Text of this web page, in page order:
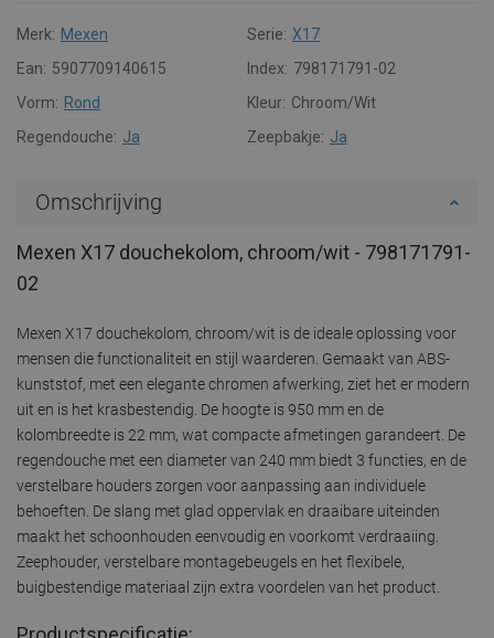
Merk: Mexen Serie: X17
Ean: 5907709140615 Index: 798171791-02
Vorm: Rond Kleur: Chroom/Wit
Regendouche: Ja Zeepbakje: Ja
Omschrijving
Mexen X17 douchekolom, chroom/wit - 798171791-
02
Mexen X17 douchekolom, chroom/wit is de ideale oplossing voor
mensen die functionaliteit en stijl waarderen. Gemaakt van ABS-
kunststof, met een elegante chromen afwerking, ziet het er modern
uit en is het krasbestendig. De hoogte is 950 mm en de
kolombreedte is 22 mm, wat compacte afmetingen garandeert. De
regendouche met een diameter van 240 mm biedt 3 functies, en de
verstelbare houders zorgen voor aanpassing aan individuele
behoeften. De slang met glad oppervlak en draaibare uiteinden
maakt het schoonhouden eenvoudig en voorkomt verdraaiing.
Zeephouder, verstelbare montagebeugels en het flexibele,
buigbestendige materiaal zijn extra voordelen van het product.